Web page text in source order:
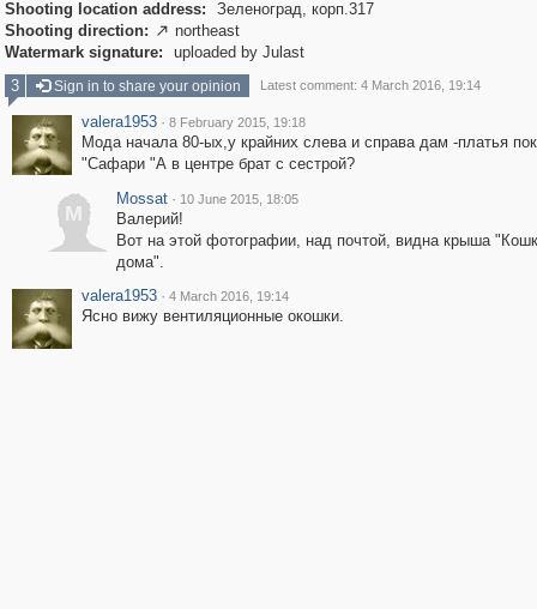
Shooting location address:
Зеленоград, корп.317
Shooting direction:  northeast
Watermark signature:
uploaded by Julast
3
Sign in to share your opinion Latest comment: 4 March 2016, 19:14
valera1953 · 8 February 2015, 19:18
Мода начала 80-ых,у крайних слева и справа дам -платья
"Сафари "А в центре брат с сестрой?
M
Mossat · 10 June 2015, 18:05
Валерий!
Вот на этой фотографии, над почтой, видна крыша
дома".
valera1953 · 4 March 2016, 19:14
Ясно вижу вентиляционные окошки.